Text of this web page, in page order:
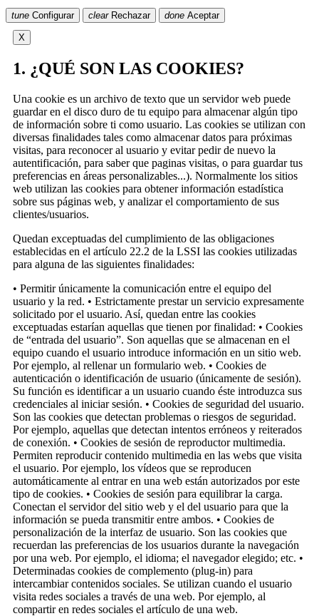
tune Configurar clear Rechazar done Aceptar
X
1. ¿QUÉ SON LAS COOKIES?
Una cookie es un archivo de texto que un servidor web puede
guardar en el disco duro de tu equipo para almacenar algún tipo
de información sobre ti como usuario. Las cookies se utilizan con
diversas finalidades tales como almacenar datos para próximas
visitas, para reconocer al usuario y evitar pedir de nuevo la
autentificación, para saber que paginas visitas, o para guardar tus
preferencias en áreas personalizables...). Normalmente los sitios
web utilizan las cookies para obtener información estadística
sobre sus páginas web, y analizar el comportamiento de sus
clientes/usuarios.
Quedan exceptuadas del cumplimiento de las obligaciones
establecidas en el artículo 22.2 de la LSSI las cookies utilizadas
para alguna de las siguientes finalidades:
• Permitir únicamente la comunicación entre el equipo del
usuario y la red. • Estrictamente prestar un servicio expresamente
solicitado por el usuario. Así, quedan entre las cookies
exceptuadas estarían aquellas que tienen por finalidad: • Cookies
de “entrada del usuario”. Son aquellas que se almacenan en el
equipo cuando el usuario introduce información en un sitio web.
Por ejemplo, al rellenar un formulario web. • Cookies de
autenticación o identificación de usuario (únicamente de sesión).
Su función es identificar a un usuario cuando éste introduzca sus
credenciales al iniciar sesión. • Cookies de seguridad del usuario.
Son las cookies que detectan problemas o riesgos de seguridad.
Por ejemplo, aquellas que detectan intentos erróneos y reiterados
de conexión. • Cookies de sesión de reproductor multimedia.
Permiten reproducir contenido multimedia en las webs que visita
el usuario. Por ejemplo, los vídeos que se reproducen
automáticamente al entrar en una web están autorizados por este
tipo de cookies. • Cookies de sesión para equilibrar la carga.
Conectan el servidor del sitio web y el del usuario para que la
información se pueda transmitir entre ambos. • Cookies de
personalización de la interfaz de usuario. Son las cookies que
recuerdan las preferencias de los usuarios durante la navegación
por una web. Por ejemplo, el idioma; el navegador elegido; etc. •
Determinadas cookies de complemento (plug-in) para
intercambiar contenidos sociales. Se utilizan cuando el usuario
visita redes sociales a través de una web. Por ejemplo, al
compartir en redes sociales el artículo de una web.